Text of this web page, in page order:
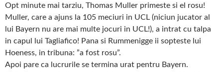
Opt minute mai tarziu, Thomas Muller primeste si el rosu!
Muller, care a ajuns la 105 meciuri in UCL (niciun jucator al
lui Bayern nu are mai multe jocuri in UCL!), a intrat cu talpa
in capul lui Tagliafico! Pana si Rummenigge ii sopteste lui
Hoeness, in tribuna: ”a fost rosu”.
Apoi pare ca lucrurile se termina urat pentru Bayern.